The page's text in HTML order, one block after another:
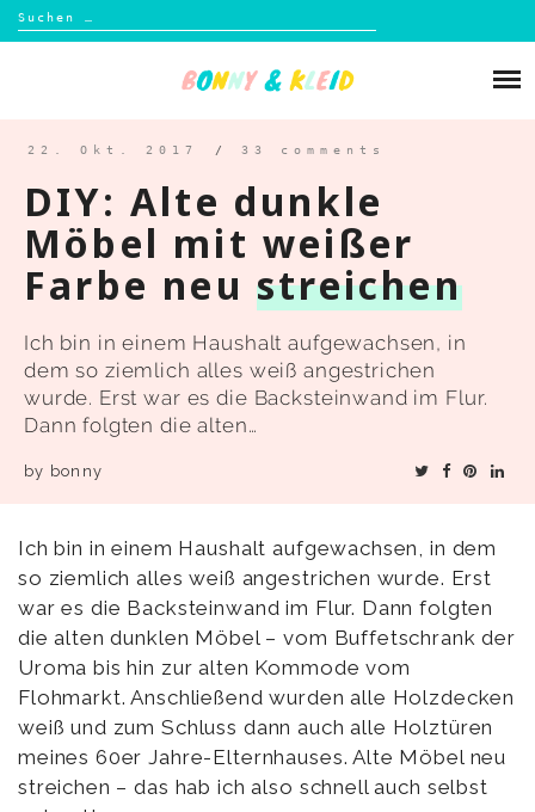
Suchen
nach:
Shop
Kontakt
22. Okt. 2017 / 33 comments
DIY: Alte dunkle
Möbel mit weißer
Farbe neu streichen
Ich bin in einem Haushalt aufgewachsen, in
dem so ziemlich alles weiß angestrichen
wurde. Erst war es die Backsteinwand im Flur.
Dann folgten die alten…
by bonny
Ich bin in einem Haushalt aufgewachsen, in dem
so ziemlich alles weiß angestrichen wurde. Erst
war es die Backsteinwand im Flur. Dann folgten
die alten dunklen Möbel – vom Buffetschrank der
Uroma bis hin zur alten Kommode vom
Flohmarkt. Anschließend wurden alle Holzdecken
weiß und zum Schluss dann auch alle Holztüren
meines 60er Jahre-Elternhauses. Alte Möbel neu
streichen – das hab ich also schnell auch selbst